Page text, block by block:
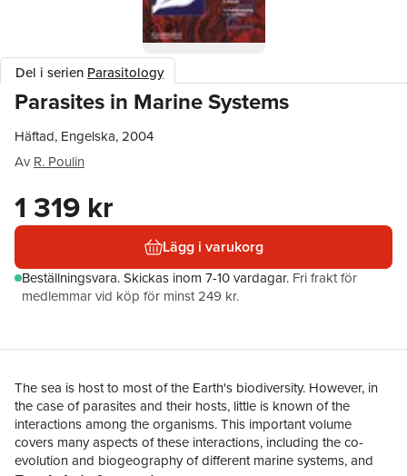
Del i serien Parasitology
Parasites in Marine Systems
Häftad, Engelska, 2004
Av R. Poulin
1 319 kr
Lägg i varukorg
Beställningsvara.Skickas inom 7-10 vardagar. Fri frakt för
medlemmar vid köp för minst 249 kr.
The sea is host to most of the Earth's biodiversity. However, in
the case of parasites and their hosts, little is known of the
interactions among the organisms. This important volume
covers many aspects of these interactions, including the co-
evolution and biogeography of different marine systems, and